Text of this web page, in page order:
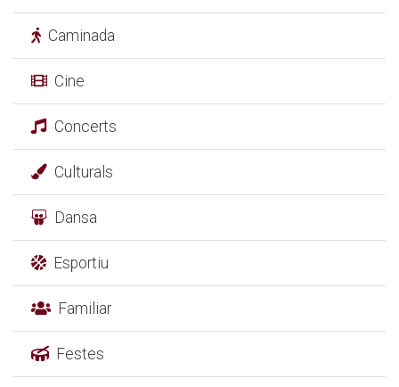
Caminada
Cine
Concerts
Culturals
Dansa
Esportiu
Familiar
Festes